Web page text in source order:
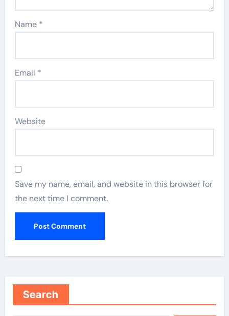
Name *
Email *
Website
Save my name, email, and website in this browser for
the next time I comment.
Search